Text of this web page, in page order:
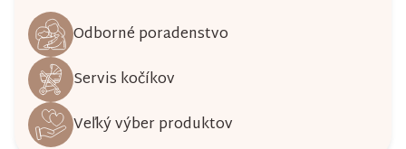
Odborné poradenstvo
Servis kočíkov
Veľký výber produktov